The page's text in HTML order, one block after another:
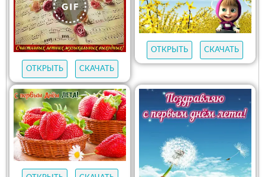
ОТКРЫТЬ СКАЧАТЬ
ОТКРЫТЬ СКАЧАТЬ